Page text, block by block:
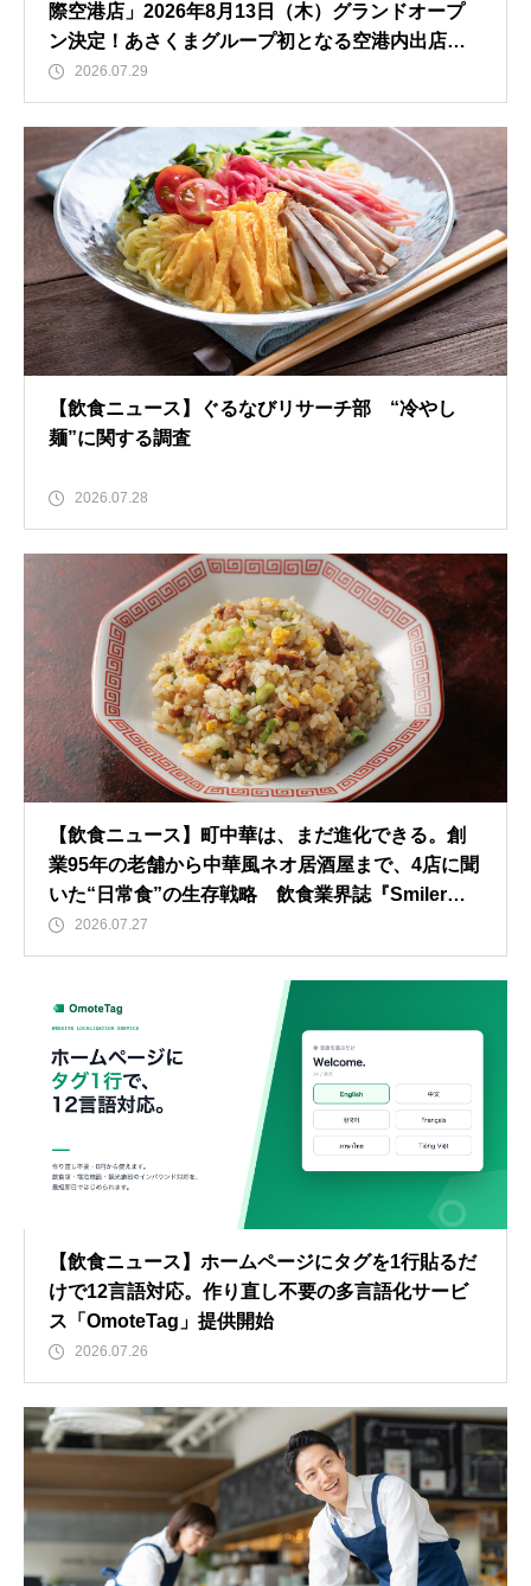
際空港店」2026年8月13日（木）グランドオープ
ン決定！あさくまグループ初となる空港内出店、8
月10日（月）にはメディア内覧会も開催！
2026.07.29
【飲食ニュース】ぐるなびリサーチ部 “冷やし
麺”に関する調査
2026.07.28
【飲食ニュース】町中華は、まだ進化できる。創
業95年の老舗から中華風ネオ居酒屋まで、4店に聞
いた“日常食”の生存戦略 飲食業界誌『Smiler』1
24号発行 全国83ヶ所のテンポスバスターズの店舗
で無料配布
2026.07.27
【飲食ニュース】ホームページにタグを1行貼るだ
けで12言語対応。作り直し不要の多言語化サービ
ス「OmoteTag」提供開始
2026.07.26